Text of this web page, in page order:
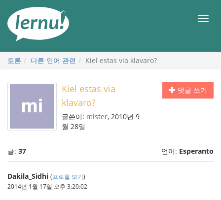
메
토론 다른 언어 관련 Kiel estas via klavaro?
댓글 쓰기
Kiel estas via
klavaro?
글쓴이: mister, 2010년 9
월 28일
글: 37 언어: Esperanto
Dakila_Sidhi (프로필 보기)
2014년 1월 17일 오후 3:20:02